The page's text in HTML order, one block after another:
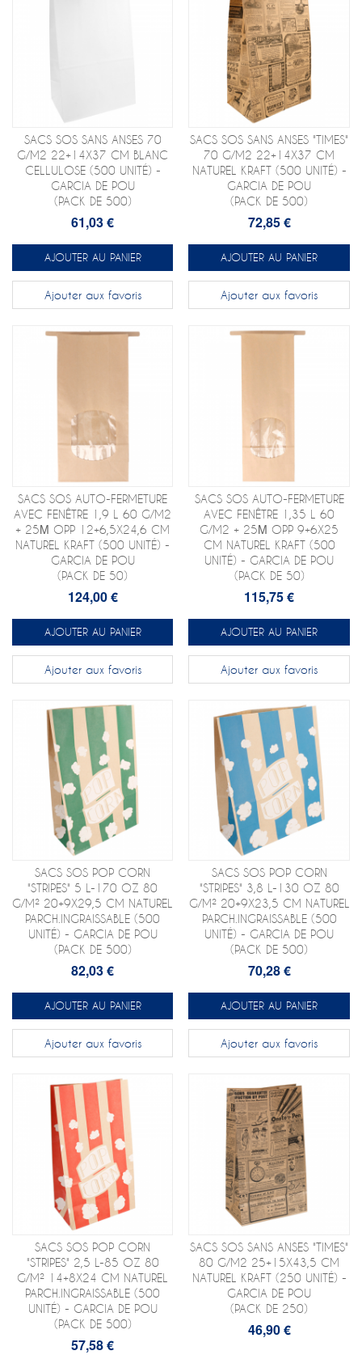
SACS SOS SANS ANSES 70
G/M2 22+14X37 CM BLANC
CELLULOSE (500 UNITÉ) -
GARCIA DE POU
(PACK DE 500)
61,03 €
AJOUTER AU PANIER
Ajouter aux favoris
SACS SOS SANS ANSES "TIMES"
70 G/M2 22+14X37 CM
NATUREL KRAFT (500 UNITÉ) -
GARCIA DE POU
(PACK DE 500)
72,85 €
AJOUTER AU PANIER
Ajouter aux favoris
SACS SOS AUTO-FERMETURE
AVEC FENÊTRE 1,9 L 60 G/M2
+ 25Μ OPP 12+6,5X24,6 CM
NATUREL KRAFT (500 UNITÉ) -
GARCIA DE POU
(PACK DE 50)
124,00 €
AJOUTER AU PANIER
Ajouter aux favoris
SACS SOS AUTO-FERMETURE
AVEC FENÊTRE 1,35 L 60
G/M2 + 25Μ OPP 9+6X25
CM NATUREL KRAFT (500
UNITÉ) - GARCIA DE POU
(PACK DE 50)
115,75 €
AJOUTER AU PANIER
Ajouter aux favoris
SACS SOS POP CORN
"STRIPES" 5 L-170 OZ 80
G/M² 20+9X29,5 CM NATUREL
PARCH.INGRAISSABLE (500
UNITÉ) - GARCIA DE POU
(PACK DE 500)
82,03 €
AJOUTER AU PANIER
Ajouter aux favoris
SACS SOS POP CORN
"STRIPES" 3,8 L-130 OZ 80
G/M² 20+9X23,5 CM NATUREL
PARCH.INGRAISSABLE (500
UNITÉ) - GARCIA DE POU
(PACK DE 500)
70,28 €
AJOUTER AU PANIER
Ajouter aux favoris
SACS SOS POP CORN
"STRIPES" 2,5 L-85 OZ 80
G/M² 14+8X24 CM NATUREL
PARCH.INGRAISSABLE (500
UNITÉ) - GARCIA DE POU
(PACK DE 500)
57,58 €
SACS SOS SANS ANSES "TIMES"
80 G/M2 25+15X43,5 CM
NATUREL KRAFT (250 UNITÉ) -
GARCIA DE POU
(PACK DE 250)
46,90 €